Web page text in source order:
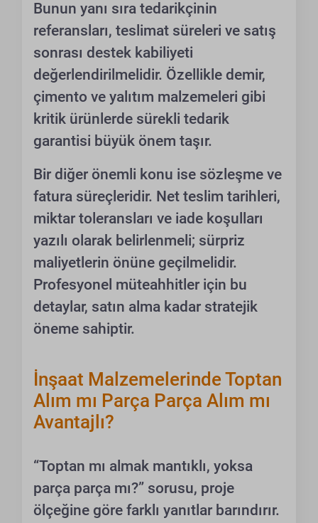
Bunun yanı sıra tedarikçinin
referansları, teslimat süreleri ve satış
sonrası destek kabiliyeti
değerlendirilmelidir. Özellikle demir,
çimento ve yalıtım malzemeleri gibi
kritik ürünlerde sürekli tedarik
garantisi büyük önem taşır.
Bir diğer önemli konu ise sözleşme ve
fatura süreçleridir. Net teslim tarihleri,
miktar toleransları ve iade koşulları
yazılı olarak belirlenmeli; sürpriz
maliyetlerin önüne geçilmelidir.
Profesyonel müteahhitler için bu
detaylar, satın alma kadar stratejik
öneme sahiptir.
İnşaat Malzemelerinde Toptan
Alım mı Parça Parça Alım mı
Avantajlı?
“Toptan mı almak mantıklı, yoksa
parça parça mı?” sorusu, proje
ölçeğine göre farklı yanıtlar barındırır.